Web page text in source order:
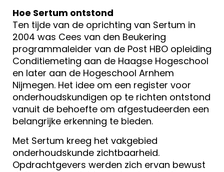
Hoe Sertum ontstond
Ten tijde van de oprichting van Sertum in
2004 was Cees van den Beukering
programmaleider van de Post HBO opleiding
Conditiemeting aan de Haagse Hogeschool
en later aan de Hogeschool Arnhem
Nijmegen. Het idee om een register voor
onderhoudskundigen op te richten ontstond
vanuit de behoefte om afgestudeerden een
belangrijke erkenning te bieden.
Met Sertum kreeg het vakgebied
onderhoudskunde zichtbaarheid.
Opdrachtgevers werden zich ervan bewust